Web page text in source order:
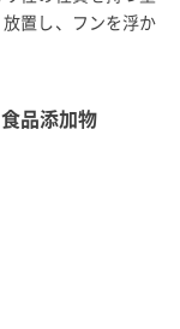
置し、フンを浮か
品添加物